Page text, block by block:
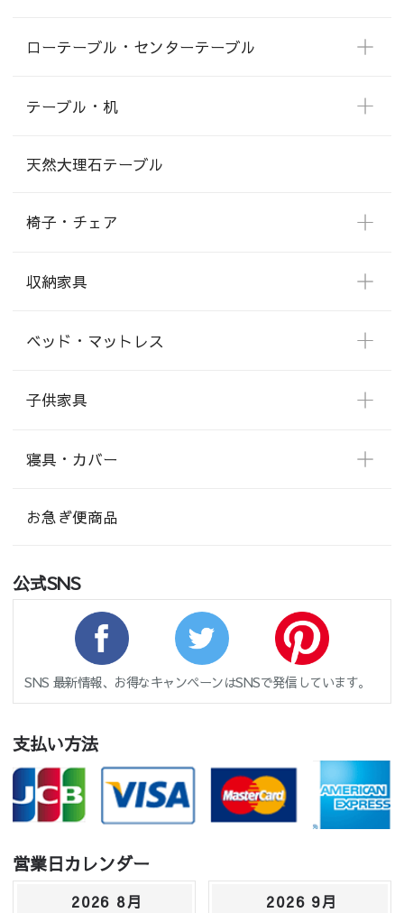
ローテーブル・センターテーブル
テーブル・机
天然大理石テーブル
椅子・チェア
収納家具
ベッド・マットレス
子供家具
寝具・カバー
お急ぎ便商品
公式SNS
SNS 最新情報、お得なキャンペーンはSNSで発信しています。
支払い方法
営業日カレンダー
2026 8月 2026 9月